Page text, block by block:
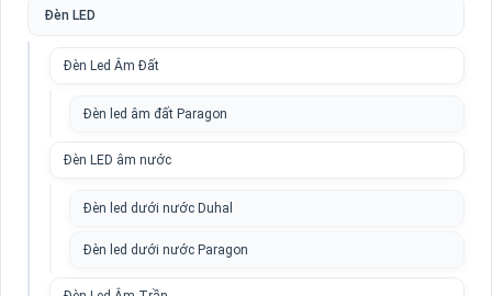
Đèn LED
Đèn Led Âm Đất
Đèn led âm đất Paragon
Đèn LED âm nước
Đèn led dưới nước Duhal
Đèn led dưới nước Paragon